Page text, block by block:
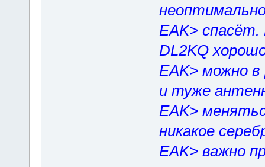
EAK>
DL2KQ
EAK> можно
и туже
EAK>
никакое
EAK> важно